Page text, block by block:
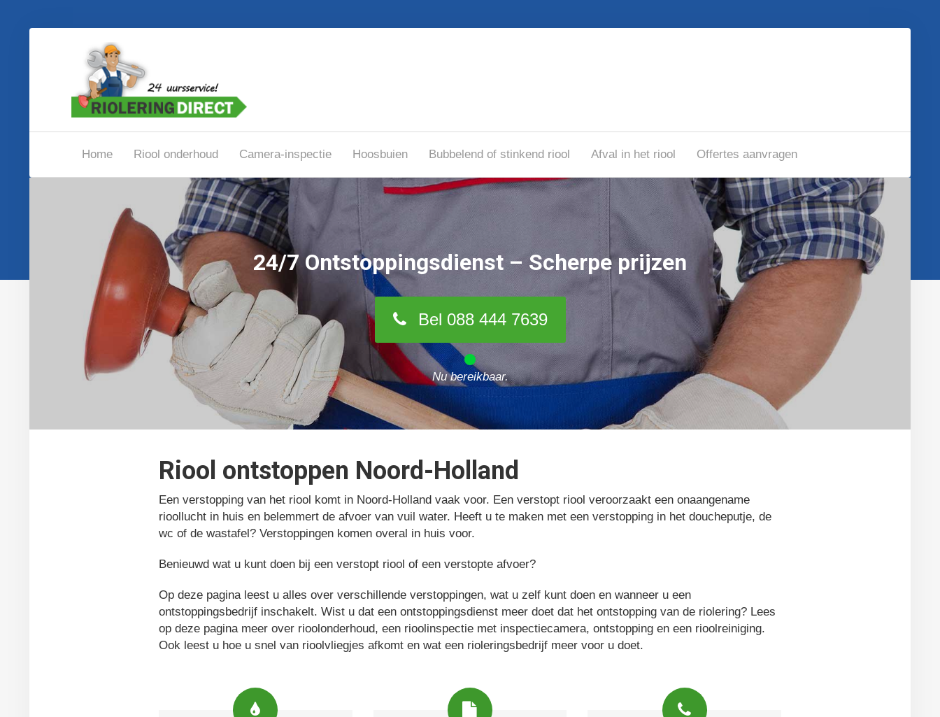
Home Riool onderhoud Camera-inspectie Hoosbuien Bubbelend of stinkend riool Afval in het riool Offertes aanvragen
24/7 Ontstoppingsdienst – Scherpe prijzen
Bel 088 444 7639
Nu bereikbaar.
Riool ontstoppen Noord-Holland
Een verstopping van het riool komt in Noord-Holland vaak voor. Een verstopt riool veroorzaakt een onaangename
rioollucht in huis en belemmert de afvoer van vuil water. Heeft u te maken met een verstopping in het doucheputje, de
wc of de wastafel? Verstoppingen komen overal in huis voor.
Benieuwd wat u kunt doen bij een verstopt riool of een verstopte afvoer?
Op deze pagina leest u alles over verschillende verstoppingen, wat u zelf kunt doen en wanneer u een
ontstoppingsbedrijf inschakelt. Wist u dat een ontstoppingsdienst meer doet dat het ontstopping van de riolering? Lees
op deze pagina meer over rioolonderhoud, een rioolinspectie met inspectiecamera, ontstopping en een rioolreiniging.
Ook leest u hoe u snel van rioolvliegjes afkomt en wat een rioleringsbedrijf meer voor u doet.